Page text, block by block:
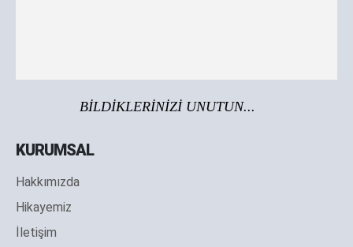
BİLDİKLERİNİZİ UNUTUN...
KURUMSAL
Hakkımızda
Hikayemiz
İletişim